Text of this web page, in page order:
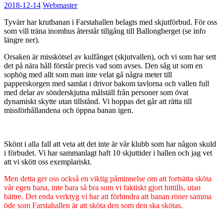
2018-12-14 Webmaster
Tyvärr har krutbanan i Farstahallen belagts med skjutförbud. För oss
som vill träna inomhus återstår tillgång till Ballongberget (se info
längre ner).
Orsaken är misskötsel av kulfånget (skjutvallen), och vi som har sett
det på nära håll förstår precis vad som avses. Den såg ut som en
sophög med allt som man inte velat gå några meter till
papperskorgen med samlat i drivor bakom tavlorna och vallen full
med delar av sönderskjutna målställ från personer som övat
dynamiskt skytte utan tillstånd. Vi hoppas det går att rätta till
missförhållandena och öppna banan igen.
Skönt i alla fall att veta att det inte är vår klubb som har någon skuld
i förbudet. Vi har sammanlagt haft 10 skjuttider i hallen och jag vet
att vi skött oss exemplariskt.
Men detta ger oss också en viktig påminnelse om att fortsätta sköta
vår egen bana, inte bara så bra som vi faktiskt gjort hittills, utan
bättre. Det enda verktyg vi har att förhindra att banan röner samma
öde som Farstahallen är att sköta den som den ska skötas.